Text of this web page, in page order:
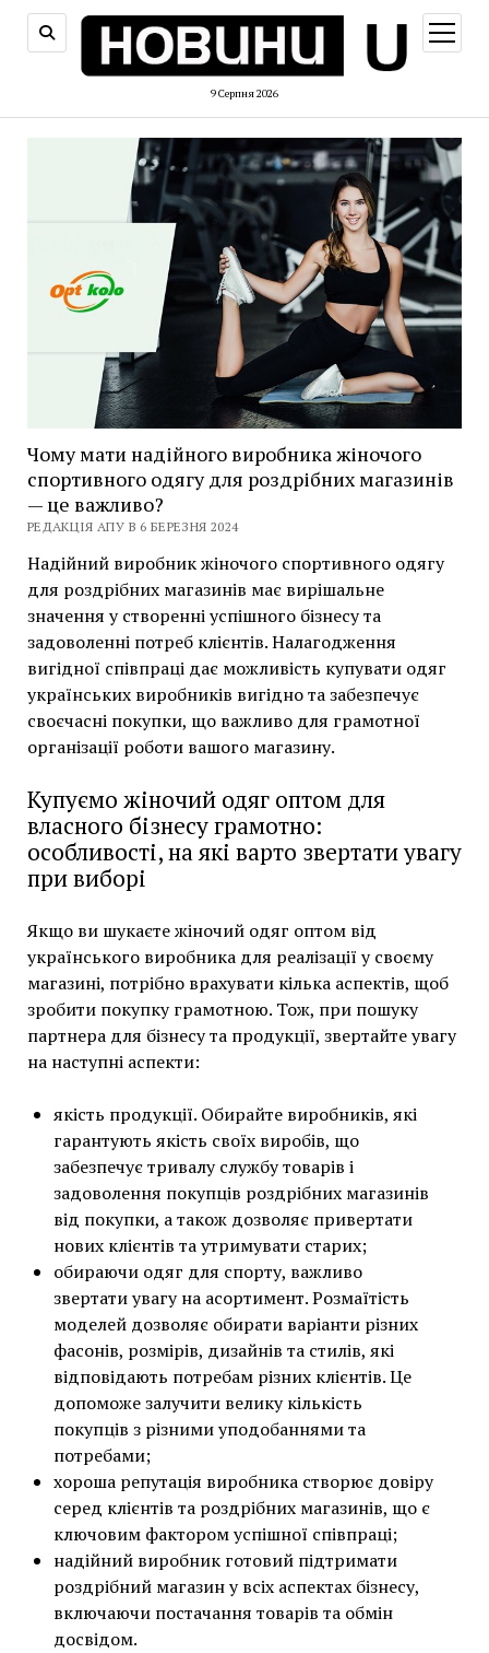
9 Серпня 2026
меню
Чому мати надійного виробника жіночого
спортивного одягу для роздрібних магазинів
— це важливо?
РЕДАКЦІЯ АПУ В 6 БЕРЕЗНЯ 2024
Надійний виробник жіночого спортивного одягу
для роздрібних магазинів має вирішальне
значення у створенні успішного бізнесу та
задоволенні потреб клієнтів. Налагодження
вигідної співпраці дає можливість купувати одяг
українських виробників вигідно та забезпечує
своєчасні покупки, що важливо для грамотної
організації роботи вашого магазину.
Купуємо жіночий одяг оптом для
власного бізнесу грамотно:
особливості, на які варто звертати увагу
при виборі
Якщо ви шукаєте жіночий одяг оптом від
українського виробника для реалізації у своєму
магазині, потрібно врахувати кілька аспектів, щоб
зробити покупку грамотною. Тож, при пошуку
партнера для бізнесу та продукції, звертайте увагу
на наступні аспекти:
якість продукції. Обирайте виробників, які
гарантують якість своїх виробів, що
забезпечує тривалу службу товарів і
задоволення покупців роздрібних магазинів
від покупки, а також дозволяє привертати
нових клієнтів та утримувати старих;
обираючи одяг для спорту, важливо
звертати увагу на асортимент. Розмаїтість
моделей дозволяє обирати варіанти різних
фасонів, розмірів, дизайнів та стилів, які
відповідають потребам різних клієнтів. Це
допоможе залучити велику кількість
покупців з різними уподобаннями та
потребами;
хороша репутація виробника створює довіру
серед клієнтів та роздрібних магазинів, що є
ключовим фактором успішної співпраці;
надійний виробник готовий підтримати
роздрібний магазин у всіх аспектах бізнесу,
включаючи постачання товарів та обмін
досвідом.